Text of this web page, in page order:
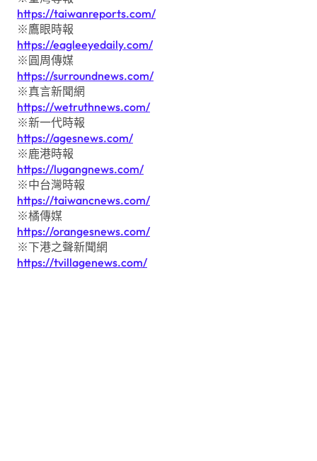
https://taiwanreports.com/
※鷹眼時報
https://eagleeyedaily.com/
※圓周傳媒
https://surroundnews.com/
※真言新聞網
https://wetruthnews.com/
※新一代時報
https://agesnews.com/
※鹿港時報
https://lugangnews.com/
※中台灣時報
https://taiwancnews.com/
※橘傳媒
https://orangesnews.com/
※下港之聲新聞網
https://tvillagenews.com/